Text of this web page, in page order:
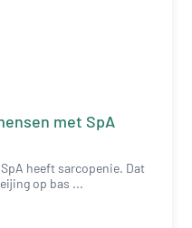
met SpA
heeft sarcopenie. Dat
op bas ...